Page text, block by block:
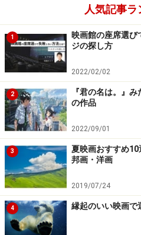
ードを入れるなどして、具
映画に新しい解釈をもたら
が、なかには内容にマッチ
す。
例えば、2008年のスウェーデ
エリ 200歳の少女』
への間違いを指摘する声が
ネタバレになるので書け
女”というサブタイトルが、内
のなのです。邦題だけでなく
で重要な部分をわかりにくく
びていました。
人気記事ラ
1
映画館の座席選び
ジの探し方
2022/02/02
2
『君の名は。』
の作品
2022/09/01
3
夏映画おすすめ10
邦画・洋画
2019/07/24
4 縁起のいい映画で